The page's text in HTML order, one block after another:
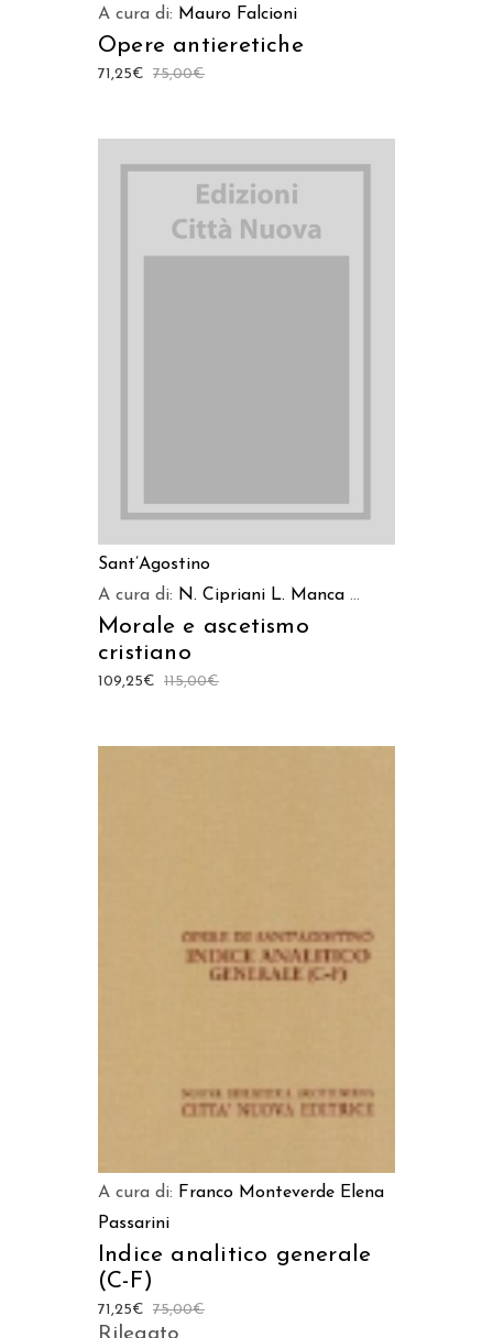
A cura di: Mauro Falcioni
Opere antieretiche
75,00€
71,25€
Sant’Agostino
A cura di: N. Cipriani L. Manca ...
Morale e ascetismo
cristiano
115,00€
109,25€
AGGIUNGI AL CARRELLO
A cura di: Franco Monteverde Elena
Passarini
Indice analitico generale
(C-F)
75,00€
71,25€